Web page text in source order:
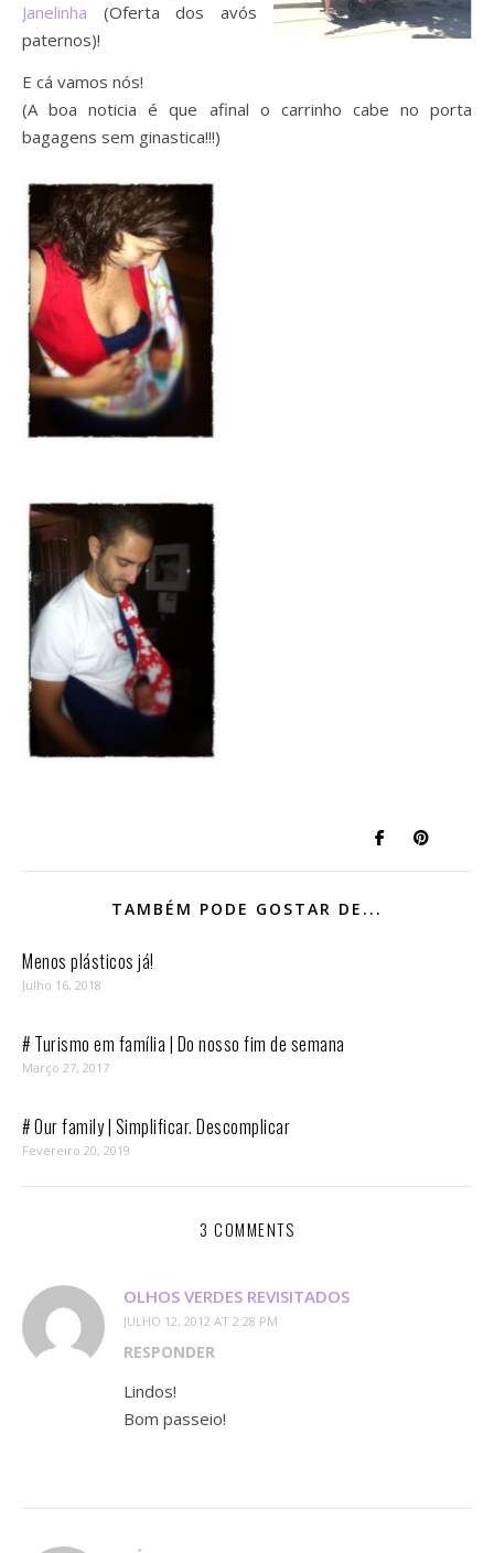
Janelinha (Oferta dos avós
paternos)!
E cá vamos nós!
(A boa noticia é que afinal o carrinho cabe no porta
bagagens sem ginastica!!!)
TAMBÉM PODE GOSTAR DE...
Menos plásticos já!
Julho 16, 2018
# Turismo em família | Do nosso fim de semana
Março 27, 2017
# Our family | Simplificar. Descomplicar
Fevereiro 20, 2019
3 COMMENTS
OLHOS VERDES REVISITADOS
JULHO 12, 2012 AT 2:28 PM
RESPONDER
Lindos!
Bom passeio!